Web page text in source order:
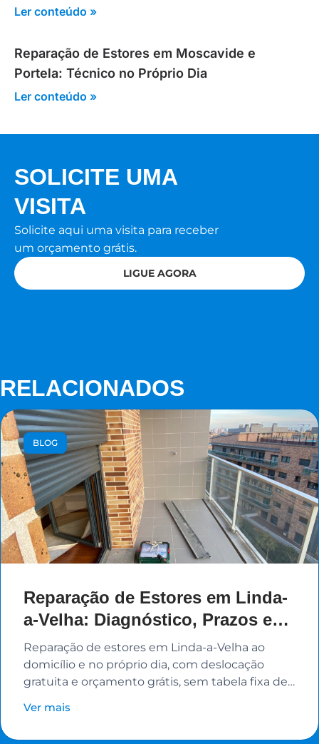
Ler conteúdo »
Reparação de Estores em Moscavide e
Portela: Técnico no Próprio Dia
Ler conteúdo »
SOLICITE UMA
VISITA
Solicite aqui uma visita para receber
um orçamento grátis.
LIGUE AGORA
RELACIONADOS
BLOG
Reparação de Estores em Linda-
a-Velha: Diagnóstico, Prazos e
Preços
Reparação de estores em Linda-a-Velha ao
domicílio e no próprio dia, com deslocação
gratuita e orçamento grátis, sem tabela fixa de
Ver mais